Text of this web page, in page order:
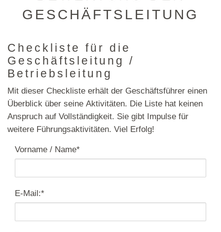
GESCHÄFTSLEITUNG
Checkliste für die
Geschäftsleitung /
Betriebsleitung
Mit dieser Checkliste erhält der Geschäftsführer einen
Überblick über seine Aktivitäten. Die Liste hat keinen
Anspruch auf Vollständigkeit. Sie gibt Impulse für
weitere Führungsaktivitäten. Viel Erfolg!
Vorname / Name*
E-Mail:*